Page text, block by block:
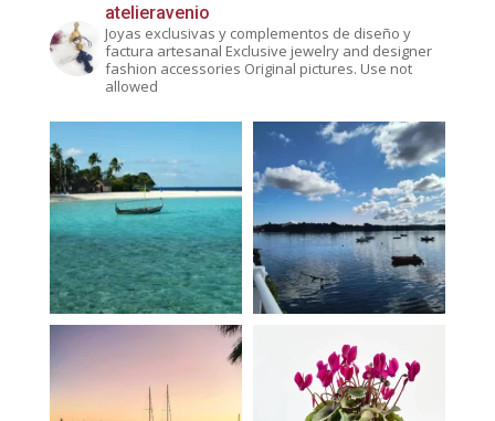
atelieravenio
Joyas exclusivas y complementos de diseño y
factura artesanal Exclusive jewelry and designer
fashion accessories Original pictures. Use not
allowed